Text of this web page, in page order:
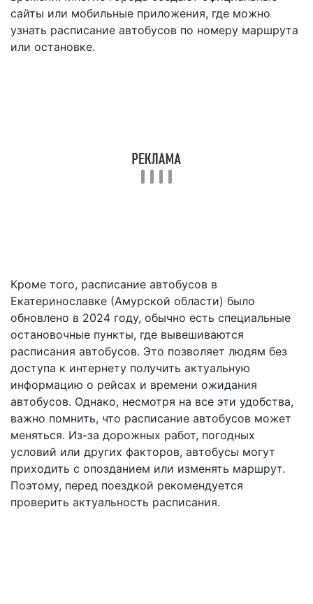
сайты или мобильные приложения, где можно
узнать расписание автобусов по номеру маршрута
или остановке.
Кроме того, расписание автобусов в
Екатеринославке (Амурской области) было
обновлено в 2024 году, обычно есть специальные
остановочные пункты, где вывешиваются
расписания автобусов. Это позволяет людям без
доступа к интернету получить актуальную
информацию о рейсах и времени ожидания
автобусов. Однако, несмотря на все эти удобства,
важно помнить, что расписание автобусов может
меняться. Из-за дорожных работ, погодных
условий или других факторов, автобусы могут
приходить с опозданием или изменять маршрут.
Поэтому, перед поездкой рекомендуется
проверить актуальность расписания.